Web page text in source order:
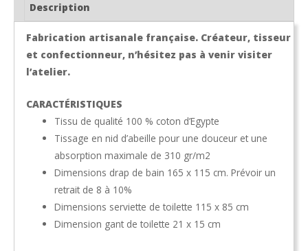
Description
Fabrication artisanale française. Créateur, tisseur
et confectionneur, n’hésitez pas à venir visiter
l’atelier.
CARACTÉRISTIQUES
Tissu de qualité 100 % coton d’Egypte
Tissage en nid d’abeille pour une douceur et une
absorption maximale de 310 gr/m2
Dimensions drap de bain 165 x 115 cm. Prévoir un
retrait de 8 à 10%
Dimensions serviette de toilette 115 x 85 cm
Dimension gant de toilette 21 x 15 cm